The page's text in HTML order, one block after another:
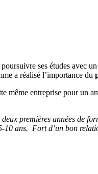
ses études avec un
a réalisé l’importance du
même entreprise pour un
premières années de
ans. Fort d’un bon